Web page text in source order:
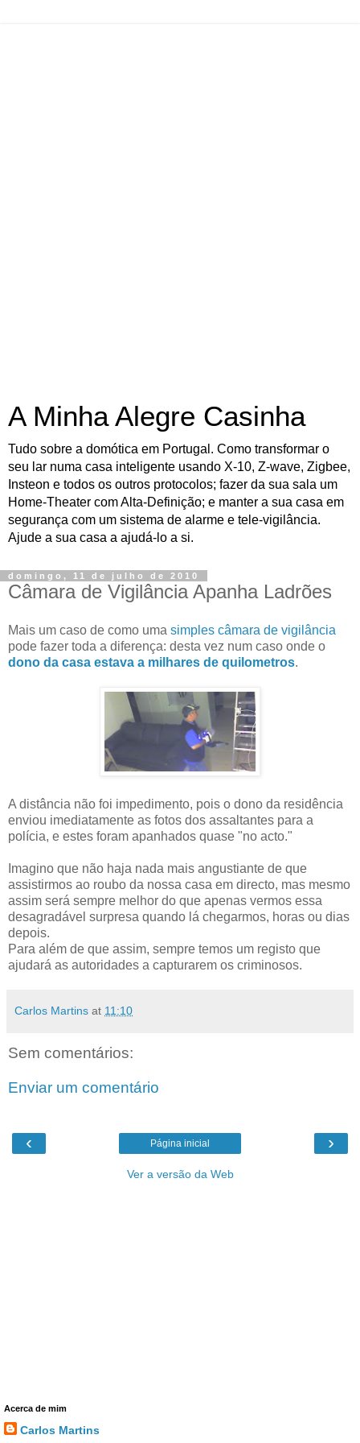
A Minha Alegre Casinha
Tudo sobre a domótica em Portugal. Como transformar o
seu lar numa casa inteligente usando X-10, Z-wave, Zigbee,
Insteon e todos os outros protocolos; fazer da sua sala um
Home-Theater com Alta-Definição; e manter a sua casa em
segurança com um sistema de alarme e tele-vigilância.
Ajude a sua casa a ajudá-lo a si.
domingo, 11 de julho de 2010
Câmara de Vigilância Apanha Ladrões
Mais um caso de como uma simples câmara de vigilância
pode fazer toda a diferença: desta vez num caso onde o
dono da casa estava a milhares de quilometros.
A distância não foi impedimento, pois o dono da residência
enviou imediatamente as fotos dos assaltantes para a
polícia, e estes foram apanhados quase "no acto."
Imagino que não haja nada mais angustiante de que
assistirmos ao roubo da nossa casa em directo, mas mesmo
assim será sempre melhor do que apenas vermos essa
desagradável surpresa quando lá chegarmos, horas ou dias
depois.
Para além de que assim, sempre temos um registo que
ajudará as autoridades a capturarem os criminosos.
Carlos Martins at 11:10
Sem comentários:
Enviar um comentário
‹ ›
Página inicial
Ver a versão da Web
Acerca de mim
Carlos Martins